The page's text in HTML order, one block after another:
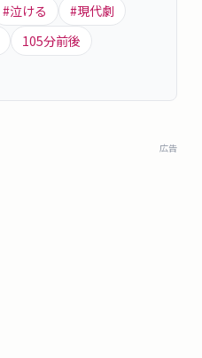
#泣ける #現代劇
105分前後
広告